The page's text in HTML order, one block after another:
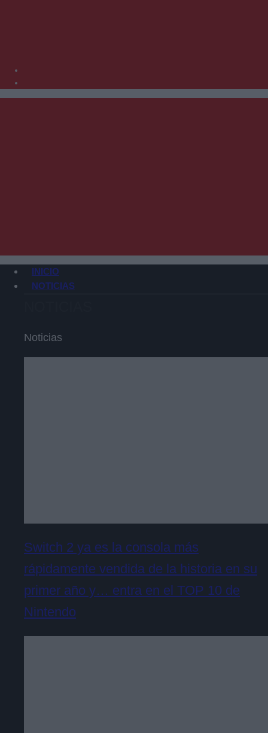
INICIO
NOTICIAS
Noticias
Switch 2 ya es la consola más
rápidamente vendida de la historia en su
primer año y… entra en el TOP 10 de
Nintendo